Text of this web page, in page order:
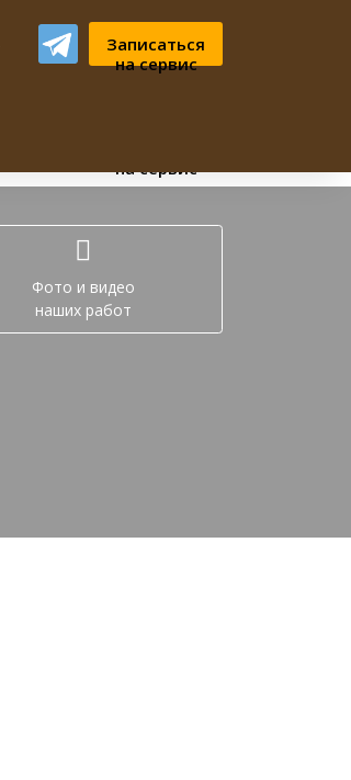
Записаться
на сервис
на сервис
Фото и видео
наших работ